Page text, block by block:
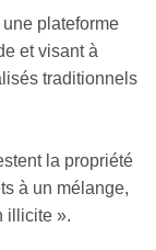
plateforme
et visant à
traditionnels
la propriété
à un mélange,
illicite ».